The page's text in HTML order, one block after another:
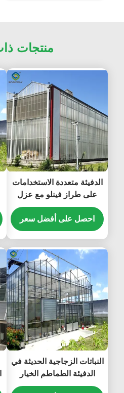
منتجات
الدفيئة متعددة الاستخدامات
على طراز فينلو مع عزل
الطاقة وتنظيم المناخ الآلي
للزراعة على مدار السنة
احصل على أفضل سعر
النباتات الزجاجية الحديثة في
الدفيئة الطماطم الخيار
مقاومة الرياح العالية